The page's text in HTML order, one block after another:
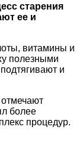
старения
ее и
витамины и
полезными
и
более
процедур.